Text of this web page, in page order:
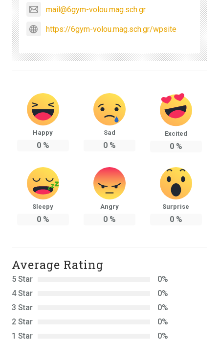
mail@6gym-volou.mag.sch.gr
https://6gym-volou.mag.sch.gr/wpsite
Happy
0%
Sad
0%
Excited
0%
Sleepy
0%
Angry
0%
Surprise
0%
Average Rating
5 Star
0%
4 Star
0%
3 Star
0%
2 Star
0%
1 Star
0%